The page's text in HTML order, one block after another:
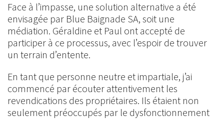
Face à l’impasse, une solution alternative a été
envisagée par Blue Baignade SA, soit une
médiation. Géraldine et Paul ont accepté de
participer à ce processus, avec l’espoir de trouver
un terrain d’entente.
En tant que personne neutre et impartiale, j’ai
commencé par écouter attentivement les
revendications des propriétaires. Ils étaient non
seulement préoccupés par le dysfonctionnement